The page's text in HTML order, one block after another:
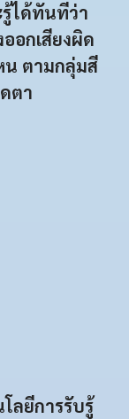
ได้ทันทีว่า
ออกเสียงผิด
น ตามกลุ่มสี
ตา
โลยีการรับรู้